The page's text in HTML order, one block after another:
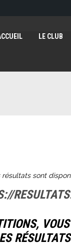
LE CLUB
résultats sont